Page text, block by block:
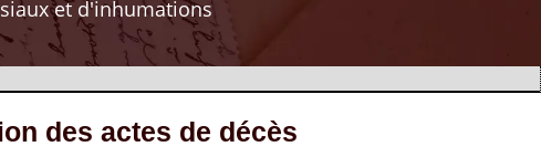
et d'inhumations
des actes de décès